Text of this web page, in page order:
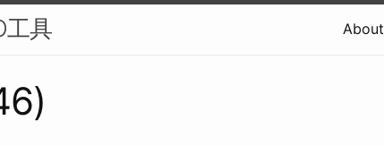
工具 About